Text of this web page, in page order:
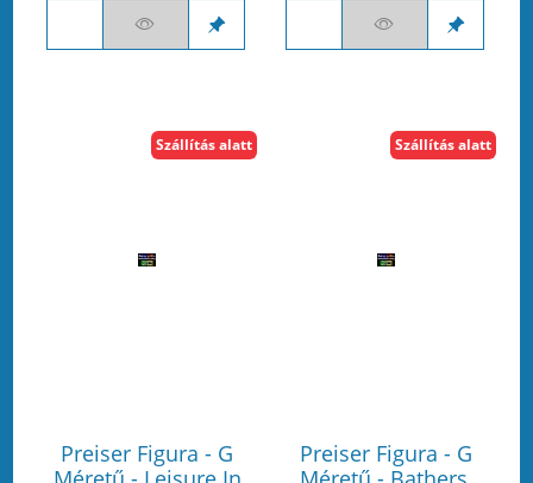
Preiser Figura - G
Szállítás alatt
Preiser Figura - G
Szállítás alatt